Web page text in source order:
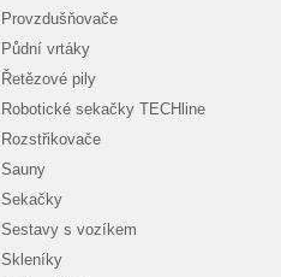
Provzdušňovače
Půdní vrtáky
Řetězové pily
Robotické sekačky TECHline
Rozstřikovače
Sauny
Sekačky
Sestavy s vozíkem
Skleníky